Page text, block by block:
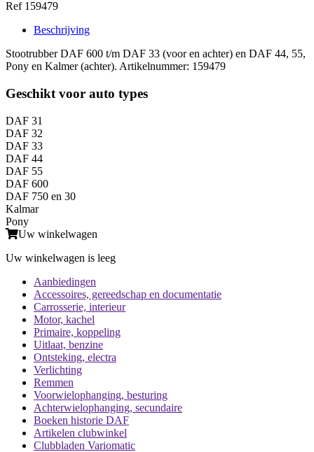
Ref 159479
Beschrijving
Stootrubber DAF 600 t/m DAF 33 (voor en achter) en DAF 44, 55,
Pony en Kalmer (achter). Artikelnummer: 159479
Geschikt voor auto types
DAF 31
DAF 32
DAF 33
DAF 44
DAF 55
DAF 600
DAF 750 en 30
Kalmar
Pony
Uw winkelwagen
Uw winkelwagen is leeg
Aanbiedingen
Accessoires, gereedschap en documentatie
Carrosserie, interieur
Motor, kachel
Primaire, koppeling
Uitlaat, benzine
Ontsteking, electra
Verlichting
Remmen
Voorwielophanging, besturing
Achterwielophanging, secundaire
Boeken historie DAF
Artikelen clubwinkel
Clubbladen Variomatic